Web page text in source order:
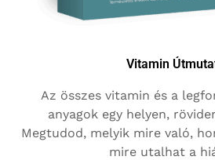
Vitamin
Az összes vitamin és a
anyagok egy helyen,
Megtudod, melyik mire való,
mire utalhat a